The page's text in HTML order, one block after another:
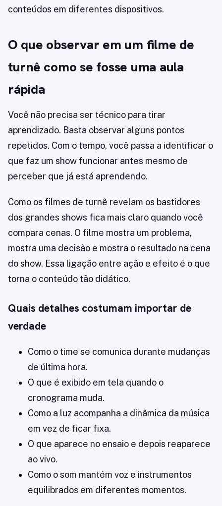
conteúdos em diferentes dispositivos.
O que observar em um filme de
turnê como se fosse uma aula
rápida
Você não precisa ser técnico para tirar
aprendizado. Basta observar alguns pontos
repetidos. Com o tempo, você passa a identificar o
que faz um show funcionar antes mesmo de
perceber que já está aprendendo.
Como os filmes de turnê revelam os bastidores
dos grandes shows fica mais claro quando você
compara cenas. O filme mostra um problema,
mostra uma decisão e mostra o resultado na cena
do show. Essa ligação entre ação e efeito é o que
torna o conteúdo tão didático.
Quais detalhes costumam importar de
verdade
Como o time se comunica durante mudanças
de última hora.
O que é exibido em tela quando o
cronograma muda.
Como a luz acompanha a dinâmica da música
em vez de ficar fixa.
O que aparece no ensaio e depois reaparece
ao vivo.
Como o som mantém voz e instrumentos
equilibrados em diferentes momentos.